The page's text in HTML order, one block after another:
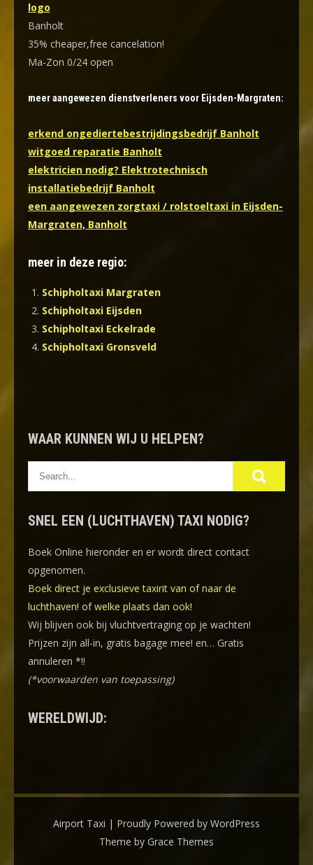
logo
Banholt
35% cheaper,free cancelation!
Ma-Zon 0/24 open
meer aangewezen dienstverleners voor Eijsden-Margraten:
erkend ongediertebestrijdingsbedrijf Banholt
witgoed reparatie Banholt
elektricien nodig? Elektrotechnisch
installatiebedrijf Banholt
een aangewezen zorgtaxi / rolstoeltaxi in Eijsden-
Margraten, Banholt
meer in deze regio:
Schipholtaxi Margraten
Schipholtaxi Eijsden
Schipholtaxi Eckelrade
Schipholtaxi Gronsveld
WAAR KUNNEN WIJ U HELPEN?
SNEL EEN (LUCHTHAVEN) TAXI NODIG?
Boek Online hieronder en er wordt direct contact
opgenomen.
Boek direct je exclusieve taxirit van of naar de
luchthaven! of welke plaats dan ook!
Wij blijven ook bij vluchtvertraging op je wachten!
Prijzen zijn all-in, gratis bagage mee! en… Gratis
annuleren *!!
(*voorwaarden van toepassing)
WERELDWIJD:
Airport Taxi | Proudly Powered by WordPress
Theme by Grace Themes